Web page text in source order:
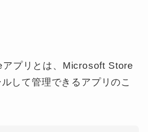
プリとは、Microsoft Store
して管理できるアプリのこ